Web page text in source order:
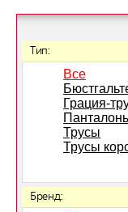
Тип:
Все
Грация-
Трусы
Трусы
Бренд: